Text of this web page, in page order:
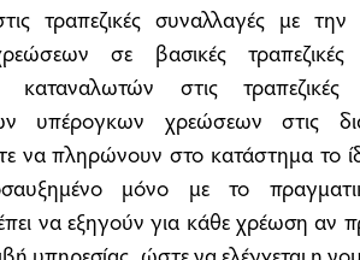
τραπεζικές συναλλαγές με την
σε βασικές τραπεζικές
στις τραπεζικές
υπέρογκων χρεώσεων στις
να πληρώνουν στο κατάστημα το
μόνο με το
να εξηγούν για κάθε χρέωση αν